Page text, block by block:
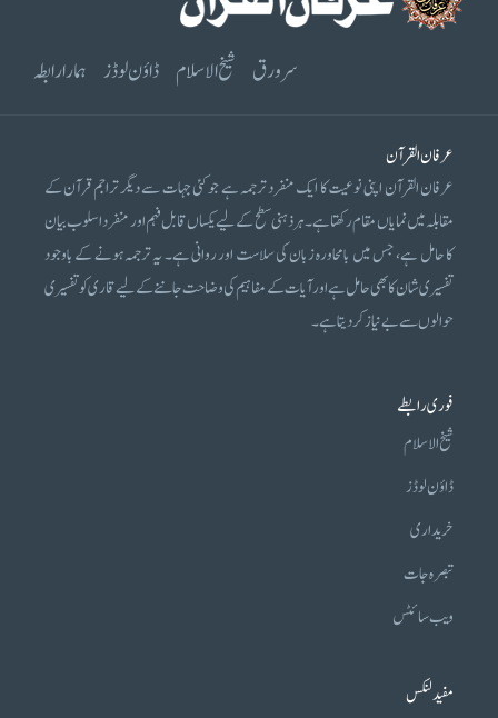
سرورق شیخ الاسلام ڈاؤن لوڈز ہمارا رابطہ
عرفان القرآن
عرفان القرآن اپنی نوعیت کا ایک منفرد ترجمہ ہے جو کئی جہات سے دیگر تراجم قرآن کے
مقابلہ میں نمایاں مقام رکھتا ہے۔ ہر ذہنی سطح کے لیے یکساں قابل فہم اور منفرد اسلوب بیان
کا حامل ہے، جس میں بامحاورہ زبان کی سلاست اور روانی ہے۔ یہ ترجمہ ہونے کے باوجود
تفسیری شان کا بھی حامل ہے اور آیات کے مفاہیم کی وضاحت جاننے کے لیے قاری کو تفسیری
حوالوں سے بے نیاز کر دیتا ہے۔
فوری رابطے
شیخ الاسلام
ڈاؤن لوڈز
خریداری
تبصرہ جات
ویب سائٹس
مفید لنکس